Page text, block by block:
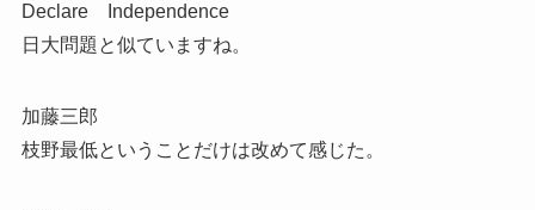
Declare Independence
日大問題と似ていますね。
加藤三郎
枝野最低ということだけは改めて感じた。